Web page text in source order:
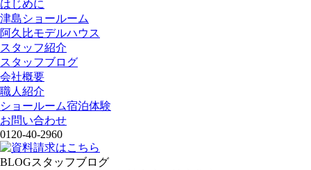
はじめに
津島ショールーム
阿久比モデルハウス
スタッフ紹介
スタッフブログ
会社概要
職人紹介
ショールーム宿泊体験
お問い合わせ
0120-40-2960
BLOGスタッフブログ